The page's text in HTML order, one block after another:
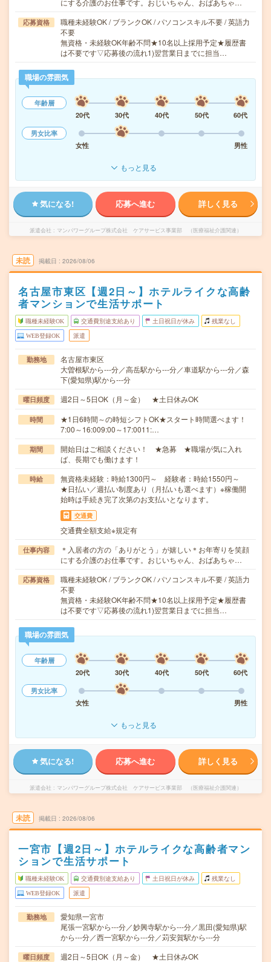
にする介護のお仕事です。おじいちゃん、おばあちゃ…
応募資格
職種未経験OK / ブランクOK / パソコンスキル不要 / 英語力
不要
無資格・未経験OK年齢不問★10名以上採用予定★履歴書
は不要です▽応募後の流れ1)翌営業日までに担当…
職場の雰囲気
年齢層
20代
30代 40代 50代
60代
男女比率
女性
男性
もっと見る
気になる! 応募へ進む 詳しく見る
派遣会社 マンパワーグループ株式会社 ケアサービス事業部 （医療福祉介護関連）
未読 掲載日 2026/08/06
名古屋市東区【週2日～】ホテルライクな高齢
者マンションで生活サポート
職種未経験OK 交通費別途支給あり 土日祝日が休み 残業なし
WEB登録OK 派遣
勤務地
名古屋市東区
大曽根駅から---分／高岳駅から---分／車道駅から---分／森
下(愛知県)駅から---分
曜日頻度 週2日～5日OK（月～金） ★土日休みOK
時間
★1日6時間～の時短シフトOK★スタート時間選べます！
7:00～16:009:00～17:0011:…
期間
開始日はご相談ください！ ★急募 ★職場が気に入れ
ば、長期でも働けます！
時給
無資格未経験：時給1300円～ 経験者：時給1550円～
★日払い／週払い制度あり（月払いも選べます）※稼働開
始時は手続き完了次第のお支払いとなります。
交通費
交通費全額支給※規定有
仕事内容
＊入居者の方の「ありがとう」が嬉しい＊お年寄りを笑顔
にする介護のお仕事です。おじいちゃん、おばあちゃ…
応募資格
職種未経験OK / ブランクOK / パソコンスキル不要 / 英語力
不要
無資格・未経験OK年齢不問★10名以上採用予定★履歴書
は不要です▽応募後の流れ1)翌営業日までに担当…
職場の雰囲気
年齢層
20代
30代 40代 50代
60代
男女比率
女性
男性
もっと見る
気になる! 応募へ進む 詳しく見る
派遣会社 マンパワーグループ株式会社 ケアサービス事業部 （医療福祉介護関連）
未読 掲載日 2026/08/06
一宮市【週2日～】ホテルライクな高齢者マン
ションで生活サポート
職種未経験OK 交通費別途支給あり 土日祝日が休み 残業なし
WEB登録OK 派遣
勤務地
愛知県一宮市
尾張一宮駅から---分／妙興寺駅から---分／黒田(愛知県)駅
から---分／西一宮駅から---分／苅安賀駅から---分
曜日頻度 週2日～5日OK（月～金） ★土日休みOK